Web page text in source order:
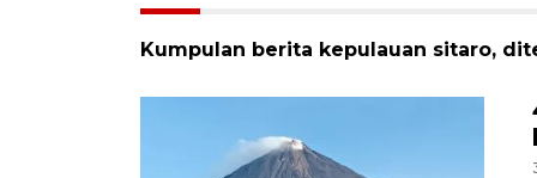
Kumpulan berita kepulauan sitaro,